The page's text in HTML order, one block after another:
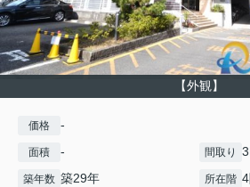
【外観】
価格 -
面積 - 間取り
築年数 築29年 所在階